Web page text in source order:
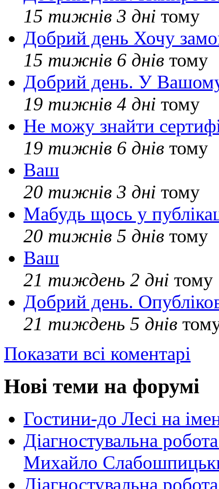
15 тижнів 3 дні тому
Добрий день Хочу
15 тижнів 6 днів тому
Добрий день. У Вашому
19 тижнів 4 дні тому
Не можу знайти
19 тижнів 6 днів тому
Ваш
20 тижнів 3 дні тому
Мабудь щось у
20 тижнів 5 днів тому
Ваш
21 тиждень 2 дні тому
Добрий день.
21 тиждень 5 днів
Показати всі коментарі
Нові теми на форумі
Гостини-до Лесі на
Діагностувальна
Михайло
Діагностувальна